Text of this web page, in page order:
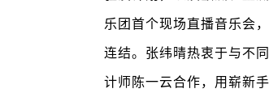
乐团首个现场直播音乐会
连结。张纬晴热衷于与不
计师陈一云合作，用崭新